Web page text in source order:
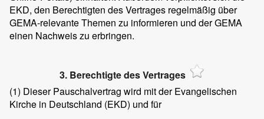
EKD, den Berechtigten des Vertrages regelmäßig über
GEMA-relevante Themen zu informieren und der GEMA
einen Nachweis zu erbringen.
3. Berechtigte des Vertrages
(1) Dieser Pauschalvertrag wird mit der Evangelischen
Kirche in Deutschland (EKD) und für